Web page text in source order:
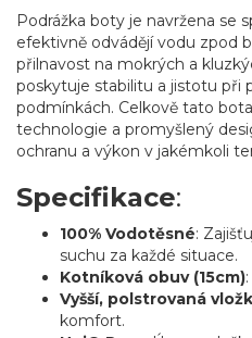
Podrážka boty je navržena se
efektivně odvádějí vodu zpod
přilnavost na mokrých a
poskytuje stabilitu a jistotu při
podmínkách. Celkově tato
technologie a promyšlený
ochranu a výkon v jakémkoli
Specifikace:
100% Vodotěsné:
suchu za každé situace.
Kotníková obuv (15cm)
Vyšší, polstrovaná
komfort.